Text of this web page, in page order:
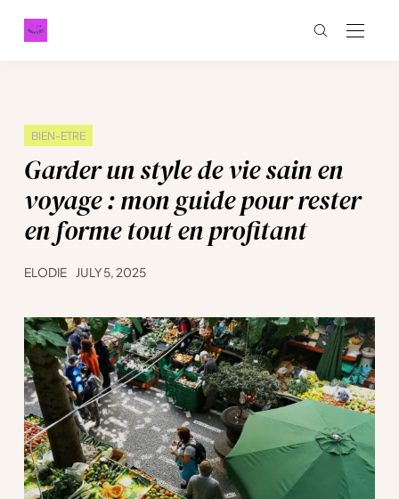
BIEN-ETRE
Garder un style de vie sain en
voyage : mon guide pour rester
en forme tout en profitant
ELODIE JULY 5, 2025